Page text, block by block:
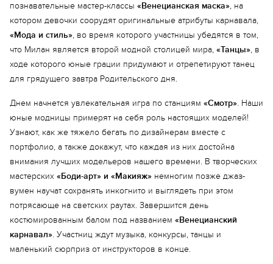
Еще 4 фото
познавательные мастер-классы «Венецианская маска», на
котором девочки соорудят оригинальные атрибуты карнавала,
«Мода и стиль», во время которого участницы убедятся в том,
что Милан является второй модной столицей мира, «Танцы», в
ходе которого юные грации придумают и отрепетируют танец
для грядущего завтра Родительского дня.
Днем начнется увлекательная игра по станциям «Смотр». Наши
юные модницы примерят на себя роль настоящих моделей!
Узнают, как же тяжело бегать по дизайнерам вместе с
портфолио, а также докажут, что каждая из них достойна
внимания лучших модельеров нашего времени. В творческих
мастерских «Боди-арт» и «Макияж» немногим позже джаз-
вумен научат сохранять инкогнито и выглядеть при этом
потрясающе на светских раутах. Завершится день
костюмированным балом под названием «Венецианский
карнавал». Участниц ждут музыка, конкурсы, танцы и
маленький сюрприз от инструкторов в конце.